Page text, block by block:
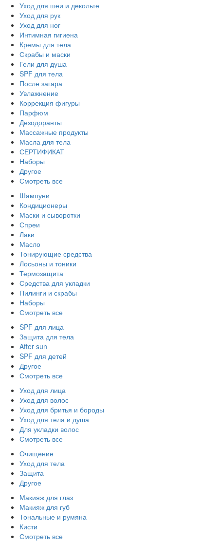
Уход для шеи и декольте
Уход для рук
Уход для ног
Интимная гигиена
Кремы для тела
Скрабы и маски
Гели для душа
SPF для тела
После загара
Увлажнение
Коррекция фигуры
Парфюм
Дезодоранты
Массажные продукты
Масла для тела
СЕРТИФИКАТ
Наборы
Другое
Смотреть все
Шампуни
Кондиционеры
Маски и сыворотки
Спреи
Лаки
Масло
Тонирующие средства
Лосьоны и тоники
Термозащита
Средства для укладки
Пилинги и скрабы
Наборы
Смотреть все
SPF для лица
Защита для тела
After sun
SPF для детей
Другое
Смотреть все
Уход для лица
Уход для волос
Уход для бритья и бороды
Уход для тела и душа
Для укладки волос
Смотреть все
Очищение
Уход для тела
Защита
Другое
Макияж для глаз
Макияж для губ
Тональные и румяна
Кисти
Смотреть все